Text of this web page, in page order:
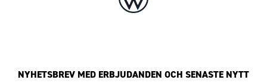
NYHETSBREV MED ERBJUDANDEN OCH SENASTE NYTT